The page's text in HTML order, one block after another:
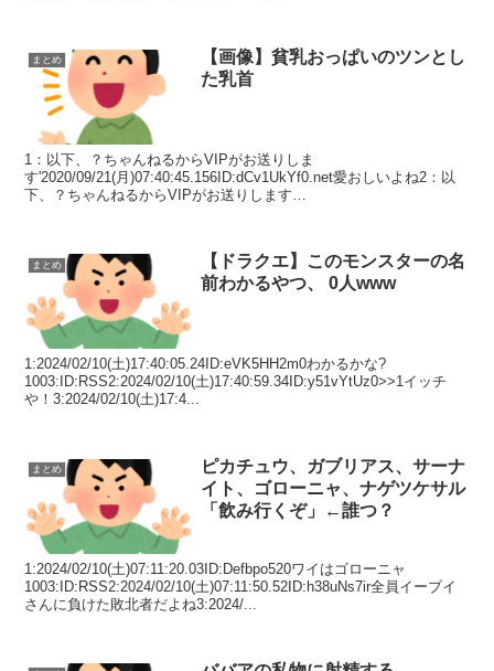
まとめ
【画像】貧乳おっぱいのツンとし
た乳首
1：以下、？ちゃんねるからVIPがお送りしま
す'2020/09/21(月)07:40:45.156ID:dCv1UkYf0.net愛おしいよね2：以
下、？ちゃんねるからVIPがお送りします
まとめ
【ドラクエ】このモンスターの名
前わかるやつ、 0人www
1:2024/02/10(土)17:40:05.24ID:eVK5HH2m0わかるかな?
1003:ID:RSS2:2024/02/10(土)17:40:59.34ID:y51vYtUz0>>1イッチ
や！3:2024/02/10(土)17:4...
まとめ
ピカチュウ、ガブリアス、サーナ
イト、ゴローニャ、ナゲツケサル
「飲み行くぞ」←誰つ？
1:2024/02/10(土)07:11:20.03ID:Defbpo520ワイはゴローニャ
1003:ID:RSS2:2024/02/10(土)07:11:50.52ID:h38uNs7ir全員イーブイ
さんに負けた敗北者だよね3:2024/...